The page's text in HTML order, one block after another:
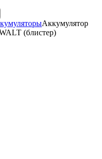
Аккумулятор
(блистер)